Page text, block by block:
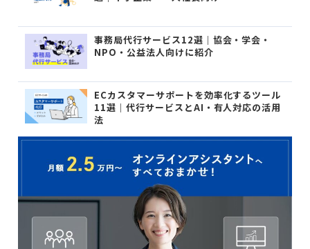
事務局代行サービス12選｜協会・学会・
NPO・公益法人向けに紹介
ECカスタマーサポートを効率化するツール
11選｜代行サービスとAI・有人対応の活用
法